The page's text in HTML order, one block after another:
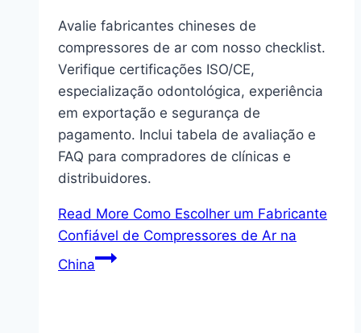
Avalie fabricantes chineses de
compressores de ar com nosso checklist.
Verifique certificações ISO/CE,
especialização odontológica, experiência
em exportação e segurança de
pagamento. Inclui tabela de avaliação e
FAQ para compradores de clínicas e
distribuidores.
Read More Como Escolher um Fabricante
Confiável de Compressores de Ar na
China